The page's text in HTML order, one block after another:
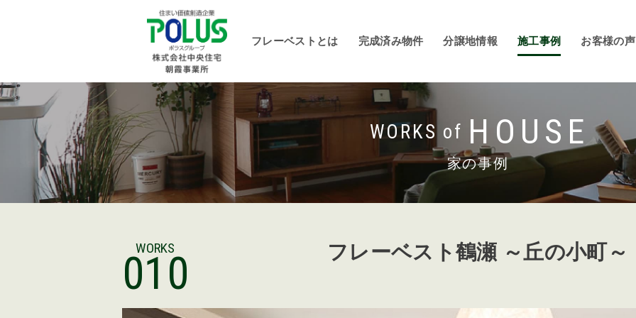
フレーベストとは 完成済み物件 分譲地情報 施工事例 お客様の声
WORKS of HOUSE
家の事例
WORKS
010 フレーベスト鶴瀬 ～丘の小町～